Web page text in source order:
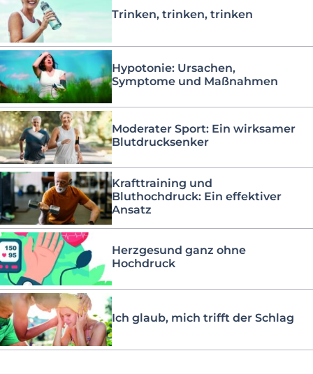
Trinken, trinken, trinken
Hypotonie: Ursachen,
Symptome und Maßnahmen
Moderater Sport: Ein wirksamer
Blutdrucksenker
Krafttraining und
Bluthochdruck: Ein effektiver
Ansatz
Herzgesund ganz ohne
Hochdruck
Ich glaub, mich trifft der Schlag